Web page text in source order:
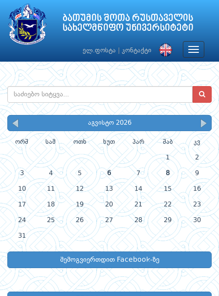
ბათუმის შოთა რუსთაველის
სახელმწიფო უნივერსიტეტი
ელ.ფოსტა კონტაქტი
Toggle
აგვისტო 2026
ორშ სამ ოთხ ხუთ პარ შაბ კვ
1 2
3 4 5 6 7 8 9
10 11 12 13 14 15 16
17 18 19 20 21 22 23
24 25 26 27 28 29 30
31
შემოგვიერთდით Facebook-ზე